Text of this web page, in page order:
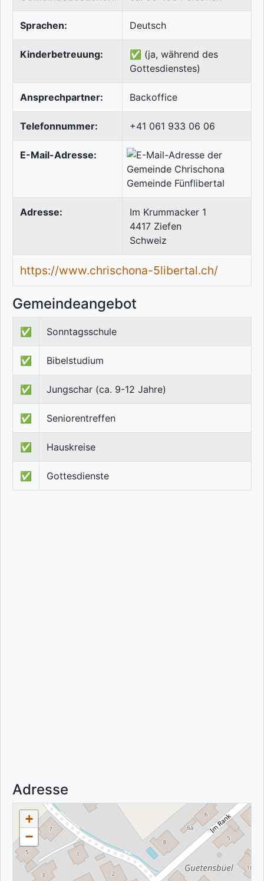
Sprachen: Deutsch
Kinderbetreuung:
✅ (ja, während des
Gottesdienstes)
Ansprechpartner: Backoffice
Telefonnummer: +41 061 933 06 06
E-Mail-Adresse:
Adresse:
Im Krummacker 1
4417 Ziefen
Schweiz
https://www.chrischona-5libertal.ch/
Gemeindeangebot
✅ Sonntagsschule
✅ Bibelstudium
✅ Jungschar (ca. 9-12 Jahre)
✅ Seniorentreffen
✅ Hauskreise
✅ Gottesdienste
Adresse
+
−